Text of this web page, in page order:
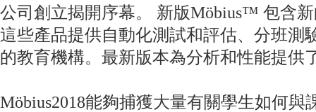
公司創立揭開序幕。 新版Möbius™ 包含
這些產品提供自動化測試和評估、分班測
的教育機構。最新版本為分析和性能提供
Möbius2018能夠捕獲大量有關學生如何